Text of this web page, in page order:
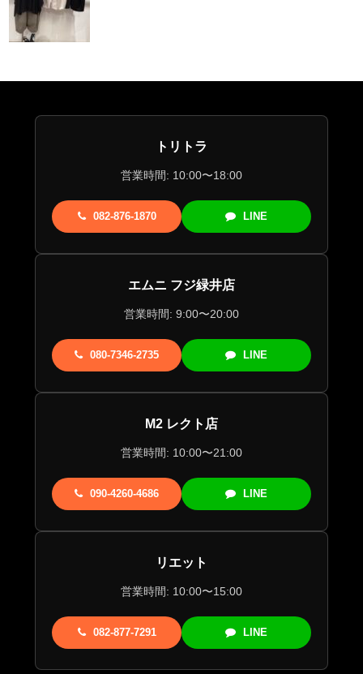
トリトラ
営業時間: 10:00〜18:00
082-876-1870 LINE
エムニ フジ緑井店
営業時間: 9:00〜20:00
080-7346-2735 LINE
M2 レクト店
営業時間: 10:00〜21:00
090-4260-4686 LINE
リエット
営業時間: 10:00〜15:00
082-877-7291 LINE